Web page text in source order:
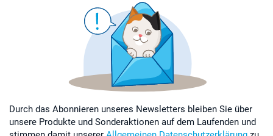
Durch das Abonnieren unseres Newsletters bleiben Sie über
unsere Produkte und Sonderaktionen auf dem Laufenden und